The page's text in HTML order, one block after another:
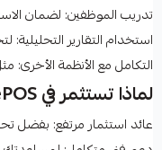
تدريب الموظفين: لضمان
استخدام التقارير التحليلية:
التكامل مع الأنظمة الأخرى:
لماذا تستثمر في OnePOS؟
عائد استثمار مرتفع: بفضل